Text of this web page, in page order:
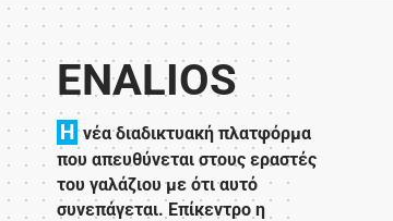
ENALIOS
H νέα διαδικτυακή πλατφόρμα
που απευθύνεται στους εραστές
του γαλάζιου με ότι αυτό
συνεπάγεται. Επίκεντρο η